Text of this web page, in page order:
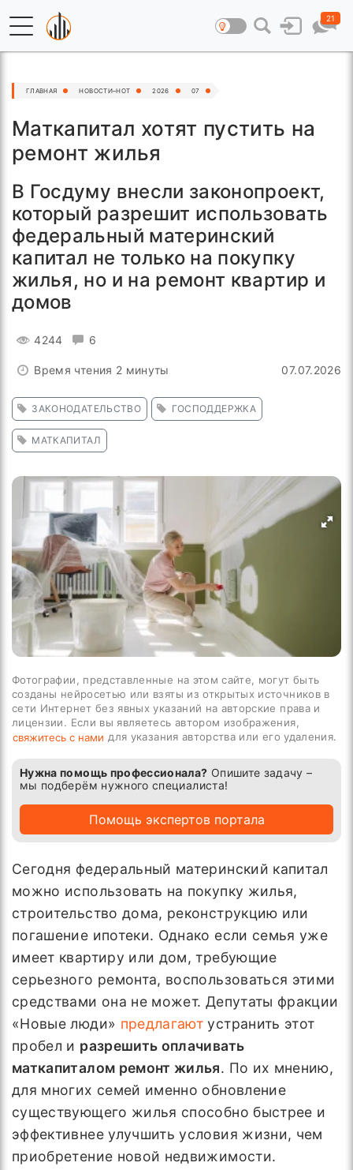
21
ГЛАВНАЯ НОВОСТИ–HOT 2026 07
Маткапитал хотят пустить на
ремонт жилья
В Госдуму внесли законопроект,
который разрешит использовать
федеральный материнский
капитал не только на покупку
жилья, но и на ремонт квартир и
домов
4244 6
Время чтения 2 минуты 07.07.2026
ЗАКОНОДАТЕЛЬСТВО ГОСПОДДЕРЖКА
МАТКАПИТАЛ
Фотографии, представленные на этом сайте, могут быть
созданы нейросетью или взяты из открытых источников в
сети Интернет без явных указаний на авторские права и
лицензии. Если вы являетесь автором изображения,
свяжитесь с нами для указания авторства или его удаления.
Нужна помощь профессионала? Опишите задачу –
мы подберём нужного специалиста!
Помощь экспертов портала
Сегодня федеральный материнский капитал
можно использовать на покупку жилья,
строительство дома, реконструкцию или
погашение ипотеки. Однако если семья уже
имеет квартиру или дом, требующие
серьезного ремонта, воспользоваться этими
средствами она не может. Депутаты фракции
«Новые люди» предлагаютустранить этот
пробел и разрешить оплачивать
маткапиталом ремонт жилья. По их мнению,
для многих семей именно обновление
существующего жилья способно быстрее и
эффективнее улучшить условия жизни, чем
приобретение новой недвижимости.